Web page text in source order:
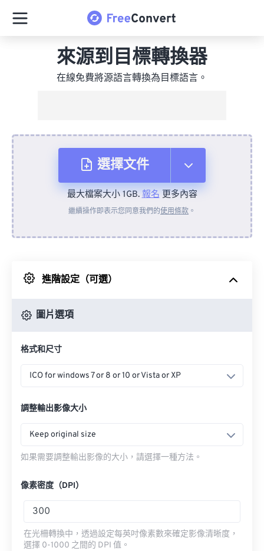
來源到目標轉換器
在線免費將源語言轉換為目標語言。
選擇文件
來自裝置
來自 Google 雲端硬碟
最大檔案大小 1GB.報名更多內容
繼續操作即表示您同意我們的使用條款 。
進階設定（可選）
圖片選項
格式和尺寸
ICO for windows 7 or 8 or 10 or Vista or XP
調整輸出影像大小
Keep original size
如果需要調整輸出影像的大小，請選擇一種方法。
像素密度（DPI）
在光柵轉換中，透過設定每英吋像素數來確定影像清晰度，
選擇 0-1000 之間的 DPI 值。